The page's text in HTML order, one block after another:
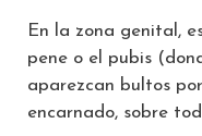
En la zona genital,
pene o el pubis
aparezcan bultos
encarnado, sobre